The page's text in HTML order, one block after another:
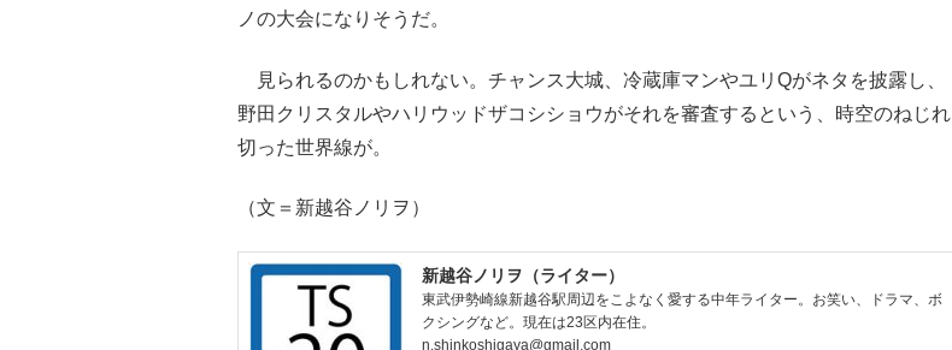
ノの大会になりそうだ。
見られるのかもしれない。チャンス大城、冷蔵庫マンやユリQがネタを披露し、
野田クリスタルやハリウッドザコシショウがそれを審査するという、時空のねじれ
切った世界線が。
（文＝新越谷ノリヲ）
新越谷ノリヲ（ライター）
東武伊勢崎線新越谷駅周辺をこよなく愛する中年ライター。お笑い、ドラマ、ボ
クシングなど。現在は23区内在住。
n.shinkoshigaya@gmail.com